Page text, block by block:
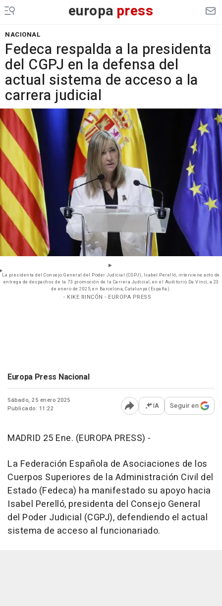
europa press
NACIONAL
Fedeca respalda a la presidenta
del CGPJ en la defensa del
actual sistema de acceso a la
carrera judicial
La presidenta del Consejo General del Poder Judicial (CGPJ), Isabel Perelló, interviene acto de
entrega de despachos de la 73 promoción de la Carrera Judicial, en el Auditorio Da Vinci, a 23
de enero de 2025, en Barcelona, Catalunya (España).
- KIKE RINCÓN - EUROPA PRESS
Europa Press Nacional
Sábado, 25 enero 2025
Publicado: 11:22
Abrir opciones para
IA Seguir en
MADRID 25 Ene. (EUROPA PRESS) -
La Federación Española de Asociaciones de los
Cuerpos Superiores de la Administración Civil del
Estado (Fedeca) ha manifestado su apoyo hacia
Isabel Perelló, presidenta del Consejo General
del Poder Judicial (CGPJ), defendiendo el actual
sistema de acceso al funcionariado.